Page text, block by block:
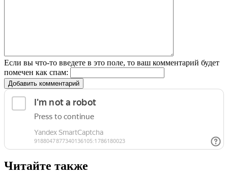
Если вы что-то введете в это поле, то ваш комментарий будет
помечен как спам:
Добавить комментарий
Читайте также